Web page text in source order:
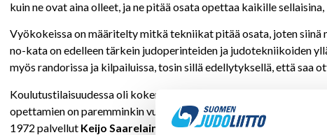
kuin ne ovat aina olleet, ja ne pitää osata opettaa kaikille sellaisina,
Vyökokeissa on määritelty mitkä tekniikat pitää osata, joten siinä
no-kata on edelleen tärkein judoperinteiden ja judotekniikoiden
myös randorissa ja kilpailuissa, tosin sillä edellytyksellä, että saa
Koulutustilaisuudessa oli kokeneita judokoita, joilla on hyviä
opettamien on paremminkin vuorovaikuttamista, on toimiva
1972 palvellut Keijo Saarelainen(4.dan) oli kurssilaisten